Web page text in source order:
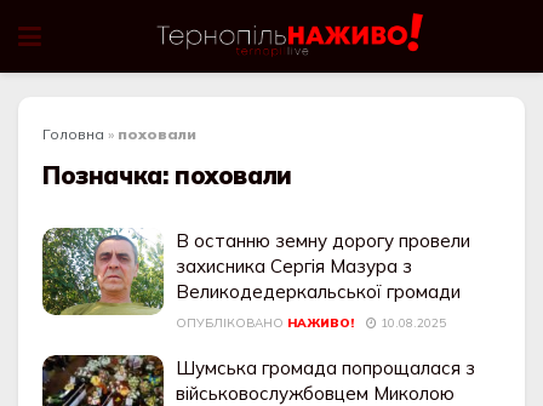
Головна » поховали
Позначка: поховали
В останню земну дорогу провели
захисника Сергія Мазура з
Великодедеркальської громади
ОПУБЛІКОВАНО НАЖИВО! 10.08.2025
Шумська громада попрощалася з
військовослужбовцем Миколою